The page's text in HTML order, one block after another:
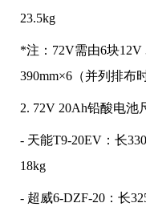
23.5kg
*注：72V需由6块
390mm×6（并列排布
2. 72V 20Ah铅酸电池
- 天能T9-20EV：长
18kg
- 超威6-DZF-20：长